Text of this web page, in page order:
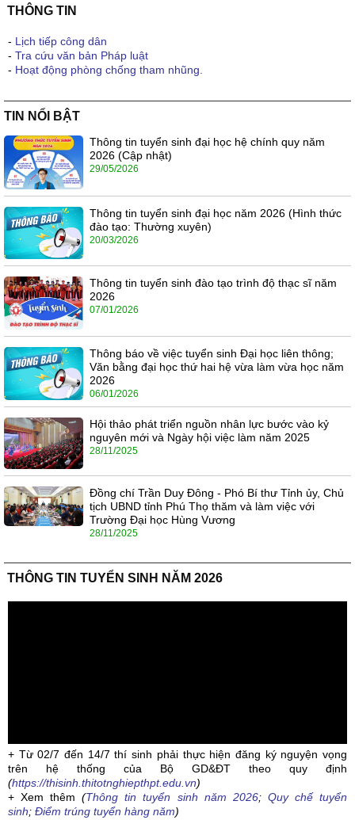
THÔNG TIN
- Lịch tiếp công dân
- Tra cứu văn bản Pháp luật
- Hoạt động phòng chống tham nhũng.
TIN NỔI BẬT
Thông tin tuyển sinh đại học hệ chính quy năm
2026 (Cập nhật)
29/05/2026
Thông tin tuyển sinh đại học năm 2026 (Hình thức
đào tạo: Thường xuyên)
20/03/2026
Thông tin tuyển sinh đào tạo trình độ thạc sĩ năm
2026
07/01/2026
Thông báo về việc tuyển sinh Đại học liên thông;
Văn bằng đại học thứ hai hệ vừa làm vừa học năm
2026
06/01/2026
Hội thảo phát triển nguồn nhân lực bước vào kỷ
nguyên mới và Ngày hội việc làm năm 2025
28/11/2025
Đồng chí Trần Duy Đông - Phó Bí thư Tỉnh ủy, Chủ
tịch UBND tỉnh Phú Thọ thăm và làm việc với
Trường Đại học Hùng Vương
28/11/2025
THÔNG TIN TUYỂN SINH NĂM 2026
+ Từ 02/7 đến 14/7 thí sinh phải thực hiện đăng ký nguyện vọng
trên hệ thống của Bộ GD&ĐT theo quy định
(https://thisinh.thitotnghiepthpt.edu.vn)
+ Xem thêm(Thông tin tuyển sinh năm 2026; Quy chế tuyển
sinh; Điểm trúng tuyển hàng năm)